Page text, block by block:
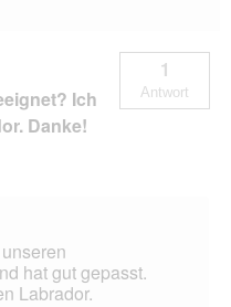
Ich
Danke!
1
Antwort
hat gut gepasst.
Labrador.